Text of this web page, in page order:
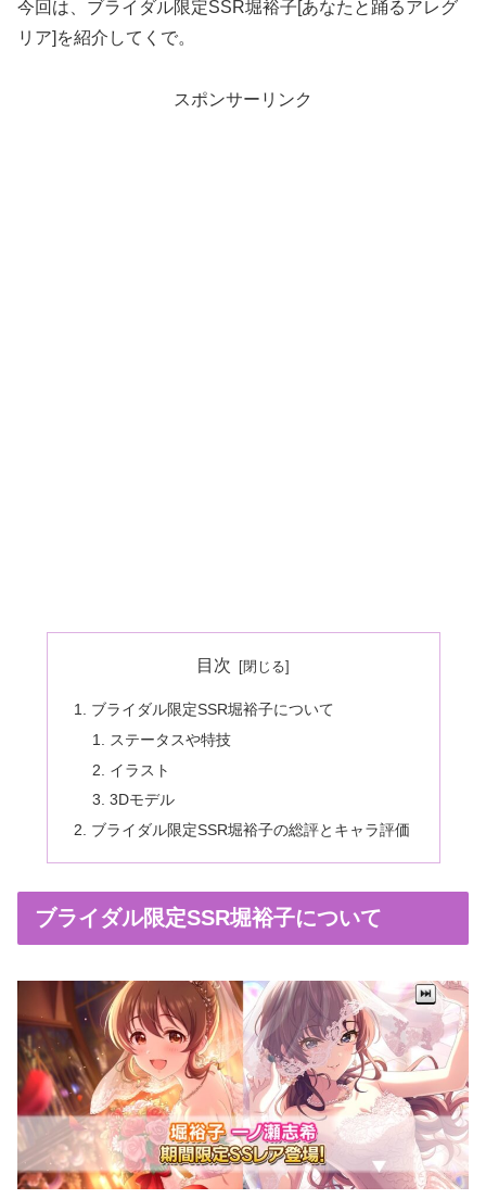
今回は、ブライダル限定SSR堀裕子[あなたと踊るアレグ
リア]を紹介してくで。
スポンサーリンク
目次
ブライダル限定SSR堀裕子について
ステータスや特技
イラスト
3Dモデル
ブライダル限定SSR堀裕子の総評とキャラ評価
ブライダル限定SSR堀裕子について